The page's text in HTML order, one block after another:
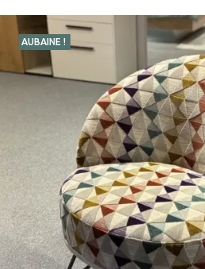
AUBAINE !